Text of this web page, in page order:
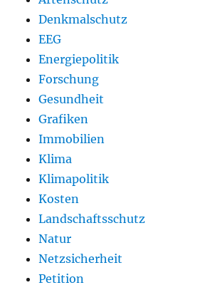
Denkmalschutz
EEG
Energiepolitik
Forschung
Gesundheit
Grafiken
Immobilien
Klima
Klimapolitik
Kosten
Landschaftsschutz
Natur
Netzsicherheit
Petition